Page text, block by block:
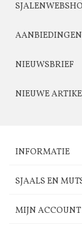
AANBIEDINGEN
NIEUWSBRIEF
NIEUWE
INFORMATIE
SJAALS EN
MIJN ACCOUNT